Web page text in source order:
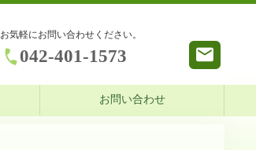
お気軽にお問い合わせください。
042-401-1573
お問い合わせ